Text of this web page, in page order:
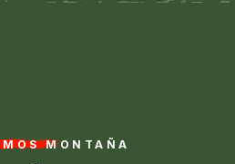
MONTAÑA